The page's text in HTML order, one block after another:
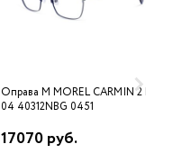
Оправа M MOREL CARMIN 2 BG
04 40312NBG 0451
17070 руб.